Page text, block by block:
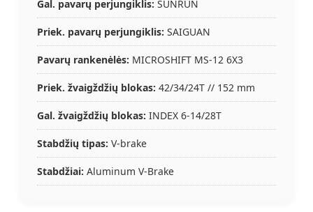
Gal. pavarų perjungiklis: SUNRUN
Priek. pavarų perjungiklis: SAIGUAN
Pavarų rankenėlės: MICROSHIFT MS-12 6X3
Priek. žvaigždžių blokas: 42/34/24T // 152 mm
Gal. žvaigždžių blokas: INDEX 6-14/28T
Stabdžių tipas: V-brake
Stabdžiai: Aluminum V-Brake